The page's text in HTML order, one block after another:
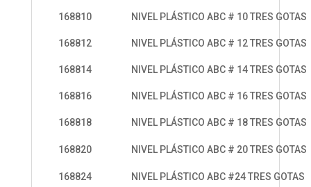
168810 NIVEL PLÁSTICO ABC # 10 TRES GOTAS
168812 NIVEL PLÁSTICO ABC # 12 TRES GOTAS
168814 NIVEL PLÁSTICO ABC # 14 TRES GOTAS
168816 NIVEL PLÁSTICO ABC # 16 TRES GOTAS
168818 NIVEL PLÁSTICO ABC # 18 TRES GOTAS
168820 NIVEL PLÁSTICO ABC # 20 TRES GOTAS
168824 NIVEL PLÁSTICO ABC #24 TRES GOTAS